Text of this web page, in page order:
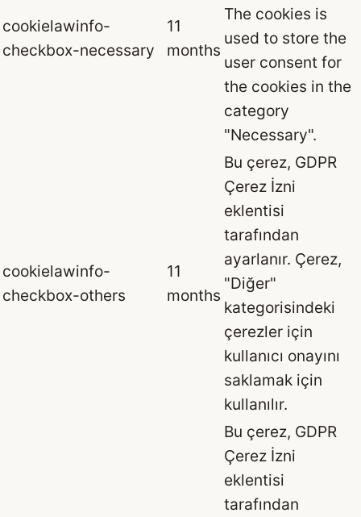
cookielawinfo-
checkbox-necessary
11
months
The cookies is
used to store the
user consent for
the cookies in the
category
"Necessary".
cookielawinfo-
checkbox-others
11
months
Bu çerez, GDPR
Çerez İzni
eklentisi
tarafından
ayarlanır. Çerez,
"Diğer"
kategorisindeki
çerezler için
kullanıcı onayını
saklamak için
kullanılır.
Bu çerez, GDPR
Çerez İzni
eklentisi
tarafından